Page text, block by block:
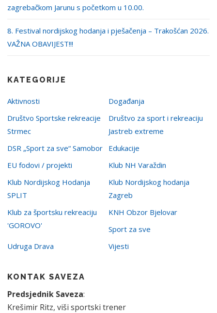
zagrebačkom Jarunu s početkom u 10.00.
8. Festival nordijskog hodanja i pješačenja – Trakošćan 2026.
VAŽNA OBAVIJEST!!!
KATEGORIJE
Aktivnosti
Događanja
Društvo Sportske rekreacije
Strmec
Društvo za sport i rekreaciju
Jastreb extreme
DSR „Sport za sve“ Samobor
Edukacije
EU fodovi / projekti
Klub NH Varaždin
Klub Nordijskog Hodanja
SPLIT
Klub Nordijskog hodanja
Zagreb
Klub za športsku rekreaciju
'GOROVO'
KNH Obzor Bjelovar
Sport za sve
Udruga Drava
Vijesti
KONTAK SAVEZA
Predsjednik Saveza:
Krešimir Ritz, viši sportski trener